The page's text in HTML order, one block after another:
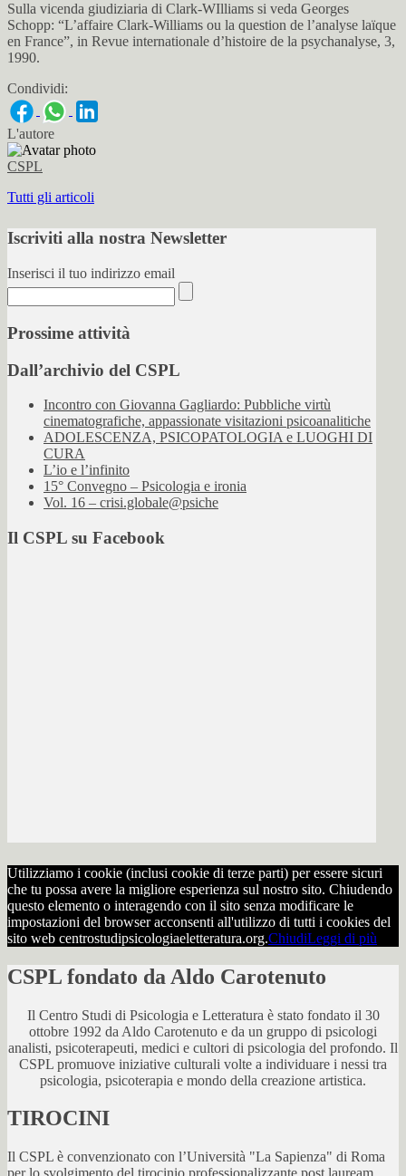
Sulla vicenda giudiziaria di Clark-WIlliams si veda Georges
Schopp: “L’affaire Clark-Williams ou la question de l’analyse laïque
en France”, in Revue internationale d’histoire de la psychanalyse, 3,
1990.
Condividi:
L'autore
CSPL
Tutti gli articoli
Iscriviti alla nostra Newsletter
Inserisci il tuo indirizzo email
Prossime attività
Dall’archivio del CSPL
Incontro con Giovanna Gagliardo: Pubbliche virtù
cinematografiche, appassionate visitazioni psicoanalitiche
ADOLESCENZA, PSICOPATOLOGIA e LUOGHI DI
CURA
L’io e l’infinito
15° Convegno – Psicologia e ironia
Vol. 16 – crisi.globale@psiche
Il CSPL su Facebook
Utilizziamo i cookie (inclusi cookie di terze parti) per essere sicuri
che tu possa avere la migliore esperienza sul nostro sito. Chiudendo
questo elemento o interagendo con il sito senza modificare le
impostazioni del browser acconsenti all'utilizzo di tutti i cookies del
sito web centrostudipsicologiaeletteratura.org.ChiudiLeggi di più
CSPL fondato da Aldo Carotenuto
Il Centro Studi di Psicologia e Letteratura è stato fondato il 30
ottobre 1992 da Aldo Carotenuto e da un gruppo di psicologi
analisti, psicoterapeuti, medici e cultori di psicologia del profondo. Il
CSPL promuove iniziative culturali volte a individuare i nessi tra
psicologia, psicoterapia e mondo della creazione artistica.
TIROCINI
Il CSPL è convenzionato con l’Università "La Sapienza" di Roma